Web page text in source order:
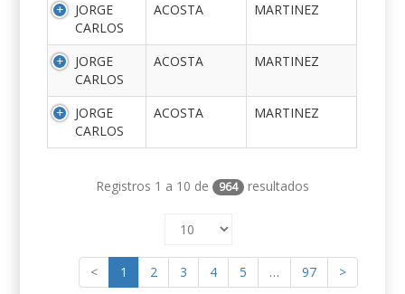
JORGE
CARLOS
ACOSTA MARTINEZ
JORGE
CARLOS
ACOSTA MARTINEZ
JORGE
CARLOS
ACOSTA MARTINEZ
Registros 1 a 10 de 964 resultados
< 1 2 3 4 5 … 97 >